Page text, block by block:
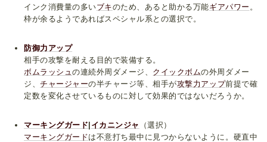
インク消費量の多いブキのため、あると助かる万能ギアパワー 。
枠が余るようであればスペシャル系との選択で。
防御力アップ
相手の攻撃を耐える目的で装備する。
ボムラッシュの連続外周ダメージ、 クイックボムの外周ダメー
ジ、チャージャーの半チャージ等、相手が攻撃力アップ前提で確
定数を変化させているものに対して効果的ではないだろうか。
マーキングガード イカニンジャ
（選択）
マーキングガードは不意打ち最中に見つからないように。硬直中